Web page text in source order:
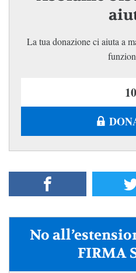
La tua donazione ci aiuta a
No
FIRMA